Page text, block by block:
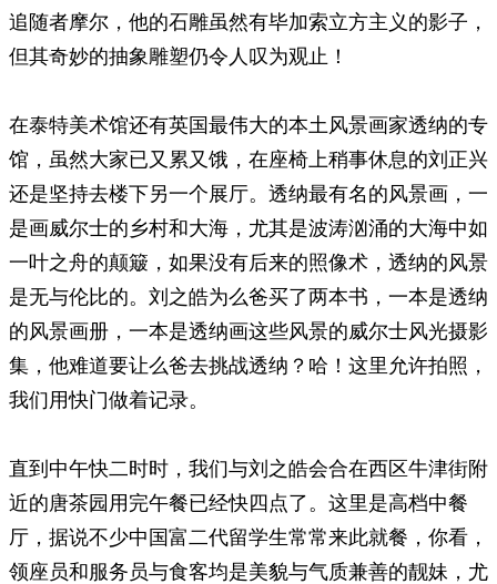
追随者摩尔，他的石雕虽然有毕加索立方主义的影子，
但其奇妙的抽象雕塑仍令人叹为观止！
在泰特美术馆还有英国最伟大的本土风景画家透纳的专
馆，虽然大家已又累又饿，在座椅上稍事休息的刘正兴
还是坚持去楼下另一个展厅。透纳最有名的风景画，一
是画威尔士的乡村和大海，尤其是波涛汹涌的大海中如
一叶之舟的颠簸，如果没有后来的照像术，透纳的风景
是无与伦比的。刘之皓为么爸买了两本书，一本是透纳
的风景画册，一本是透纳画这些风景的威尔士风光摄影
集，他难道要让么爸去挑战透纳？哈！这里允许拍照，
我们用快门做着记录。
直到中午快二时时，我们与刘之皓会合在西区牛津街附
近的唐茶园用完午餐已经快四点了。这里是高档中餐
厅，据说不少中国富二代留学生常常来此就餐，你看，
领座员和服务员与食客均是美貌与气质兼善的靓妹，尤